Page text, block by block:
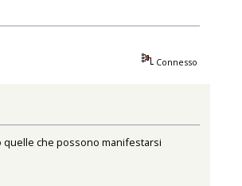
Connesso
quelle che possono manifestarsi